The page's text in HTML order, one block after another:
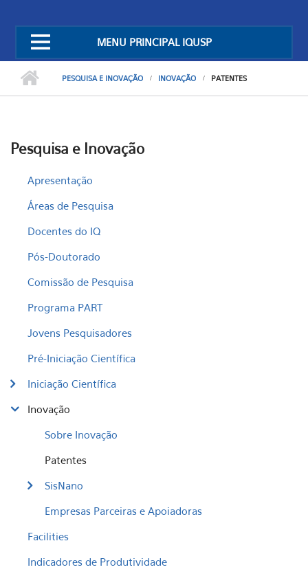
MENU PRINCIPAL IQUSP
PESQUISA E INOVAÇÃO INOVAÇÃO PATENTES
Pesquisa e Inovação
Apresentação
Áreas de Pesquisa
Docentes do IQ
Pós-Doutorado
Comissão de Pesquisa
Programa PART
Jovens Pesquisadores
Pré-Iniciação Científica
Iniciação Científica
Inovação
Sobre Inovação
Patentes
SisNano
Empresas Parceiras e Apoiadoras
Facilities
Indicadores de Produtividade